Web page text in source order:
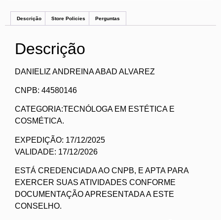
Descrição Store Policies Perguntas
Descrição
DANIELIZ ANDREINA ABAD ALVAREZ
CNPB: 44580146
CATEGORIA:TECNÓLOGA EM ESTÉTICA E
COSMÉTICA.
EXPEDIÇÃO: 17/12/2025
VALIDADE: 17/12/2026
ESTÁ CREDENCIADA AO CNPB, E APTA PARA
EXERCER SUAS ATIVIDADES CONFORME
DOCUMENTAÇÃO APRESENTADA A ESTE
CONSELHO.